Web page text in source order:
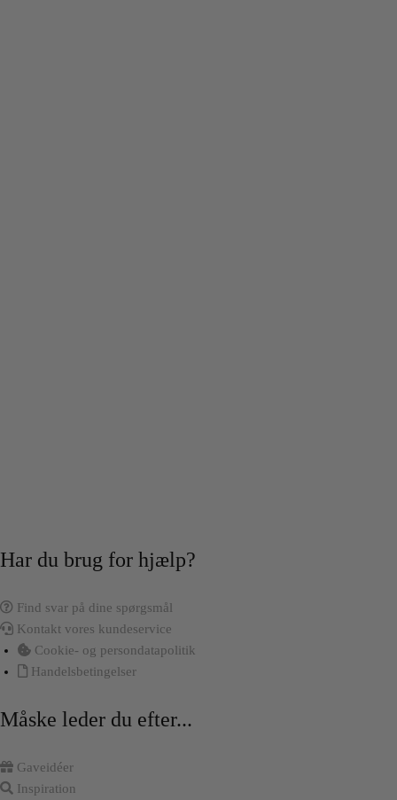
Har du brug for hjælp?
Find svar på dine spørgsmål
Kontakt vores kundeservice
Cookie- og persondatapolitik
Handelsbetingelser
Måske leder du efter...
Gaveidéer
Inspiration